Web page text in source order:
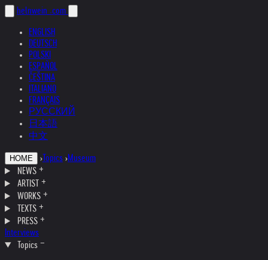
helnwein .com
ENGLISH
DEUTSCH
POLSKI
ESPAÑOL
ČEŠTINA
ITALIANO
FRANÇAIS
РУССКИЙ
日本語
中文
HOME › Topics ›Museum
NEWS
ARTIST
WORKS
TEXTS
PRESS
Interviews
Topics